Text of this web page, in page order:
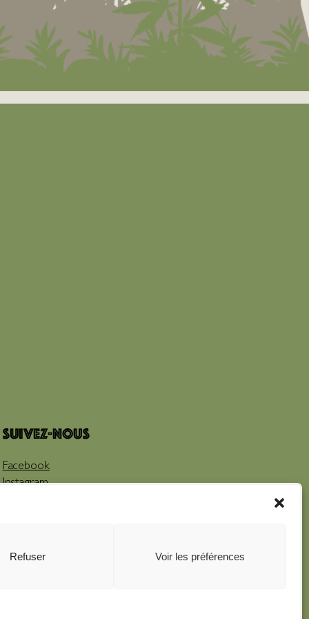
Refuser Voir les préférences
Suivez-nous
Facebook
Instagram